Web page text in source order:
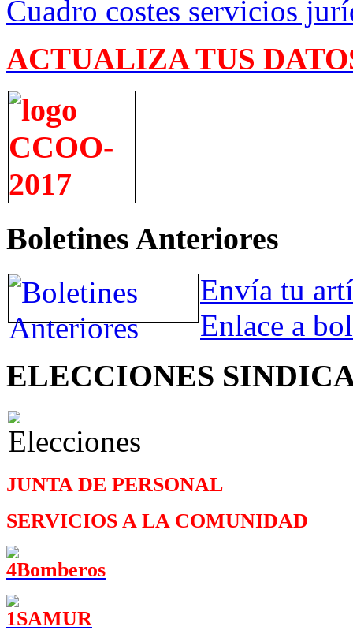
Cuadro costes servicios
ACTUALIZA TUS
Boletines Anteriores
Envía tu
Enlace a
ELECCIONES
JUNTA DE PERSONAL
SERVICIOS A LA COMUNIDAD